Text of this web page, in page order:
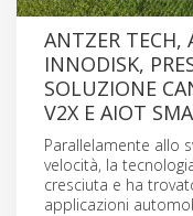
ANTZER TECH,
INNODISK,
SOLUZIONE
V2X E AIOT
Parallelamente allo
velocità, la
cresciuta e ha
applicazioni